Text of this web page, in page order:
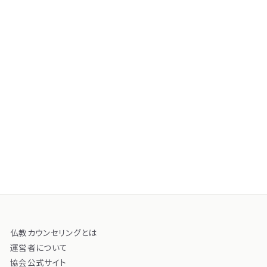
仏教カウンセリングとは
運営者について
協会公式サイト